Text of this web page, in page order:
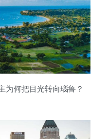
为何把目光转向瑙鲁？